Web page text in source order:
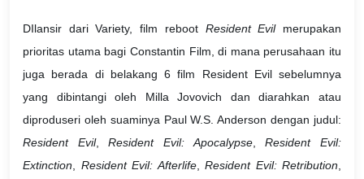
DIlansir dari Variety, film reboot Resident Evilmerupakan
prioritas utama bagi Constantin Film, di mana perusahaan itu
juga berada di belakang 6 film Resident Evil sebelumnya
yang dibintangi oleh Milla Jovovich dan diarahkan atau
diproduseri oleh suaminya Paul W.S. Anderson dengan judul:
Resident Evil,Resident Evil: Apocalypse,Resident Evil:
Extinction
Resident Evil: Afterlife, Resident Evil: Retribution